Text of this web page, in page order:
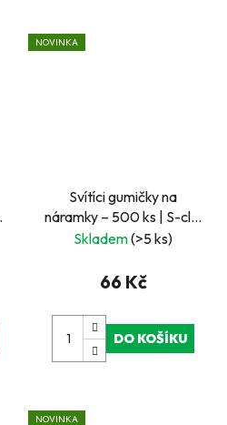
NOVINKA
Svítíci gumičky na
náramky – 500 ks | S-clip
spony a háček
Skladem(>5 ks)
66 Kč
DO KOŠÍKU
NOVINKA